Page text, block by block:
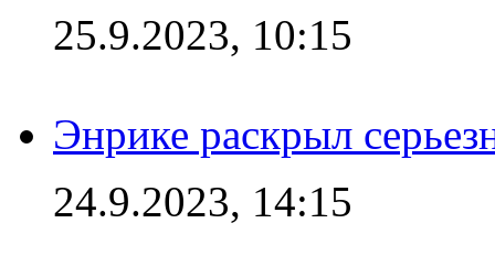
25.9.2023, 10:15
Энрике раскрыл
24.9.2023, 14:15